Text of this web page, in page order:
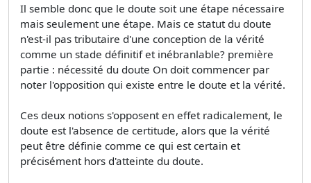
Il semble donc que le doute soit une étape nécessaire
mais seulement une étape. Mais ce statut du doute
n'est-il pas tributaire d'une conception de la vérité
comme un stade définitif et inébranlable? première
partie : nécessité du doute On doit commencer par
noter l'opposition qui existe entre le doute et la vérité.
Ces deux notions s'opposent en effet radicalement, le
doute est l'absence de certitude, alors que la vérité
peut être définie comme ce qui est certain et
précisément hors d'atteinte du doute.